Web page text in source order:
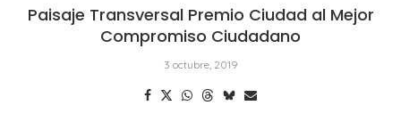
Paisaje Transversal Premio Ciudad al Mejor
Compromiso Ciudadano
3 octubre, 2019